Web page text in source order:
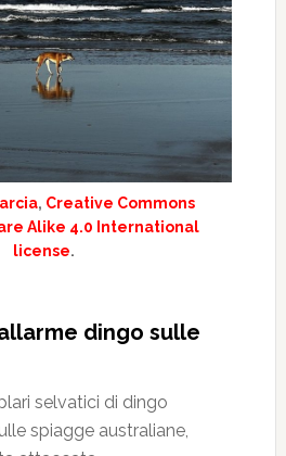
, Creative Commons
Alike 4.0 International
license.
dingo sulle
selvatici di dingo
spiagge australiane,